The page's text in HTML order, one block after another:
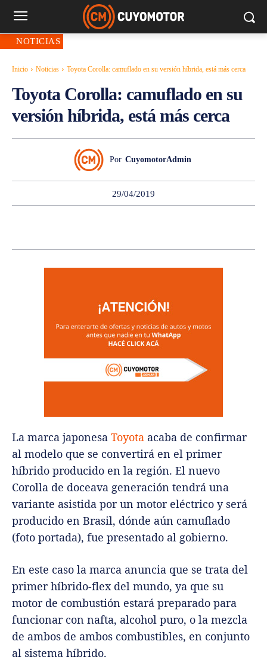
NOTICIAS
Inicio Noticias Toyota Corolla: camuflado en su versión híbrida, está más cerca
Toyota Corolla: camuflado en su
versión híbrida, está más cerca
Por CuyomotorAdmin
29/04/2019
La marca japonesa Toyota acaba de confirmar
al modelo que se convertirá en el primer
híbrido producido en la región. El nuevo
Corolla de doceava generación tendrá una
variante asistida por un motor eléctrico y será
producido en Brasil, dónde aún camuflado
(foto portada), fue presentado al gobierno.
En este caso la marca anuncia que se trata del
primer híbrido-flex del mundo, ya que su
motor de combustión estará preparado para
funcionar con nafta, alcohol puro, o la mezcla
de ambos de ambos combustibles, en conjunto
al sistema híbrido.